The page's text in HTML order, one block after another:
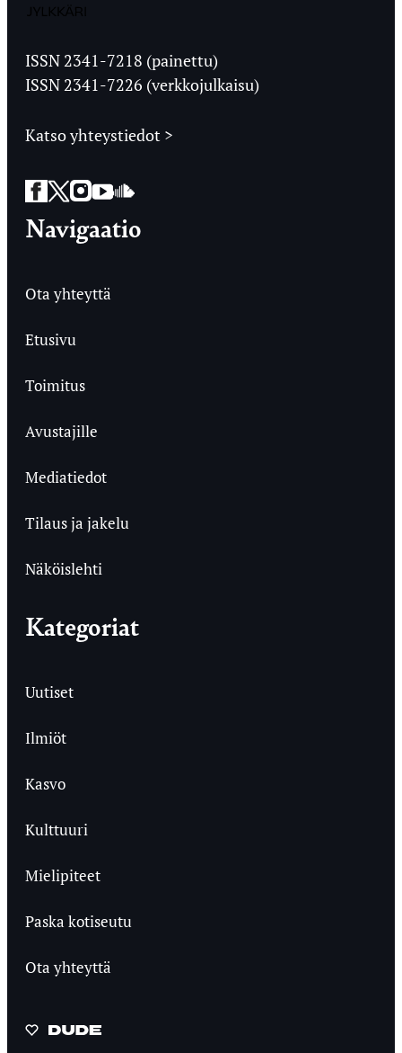
Ylioppilaslehti
ISSN 2341-7218 (painettu)
ISSN 2341-7226 (verkkojulkaisu)
Katso yhteystiedot >
Facebook
Twitter
Instagram
YouTube
SoundCloud
Navigaatio
Ota yhteyttä
Etusivu
Toimitus
Avustajille
Mediatiedot
Tilaus ja jakelu
Näköislehti
Kategoriat
Uutiset
Ilmiöt
Kasvo
Kulttuuri
Mielipiteet
Paska kotiseutu
Ota yhteyttä